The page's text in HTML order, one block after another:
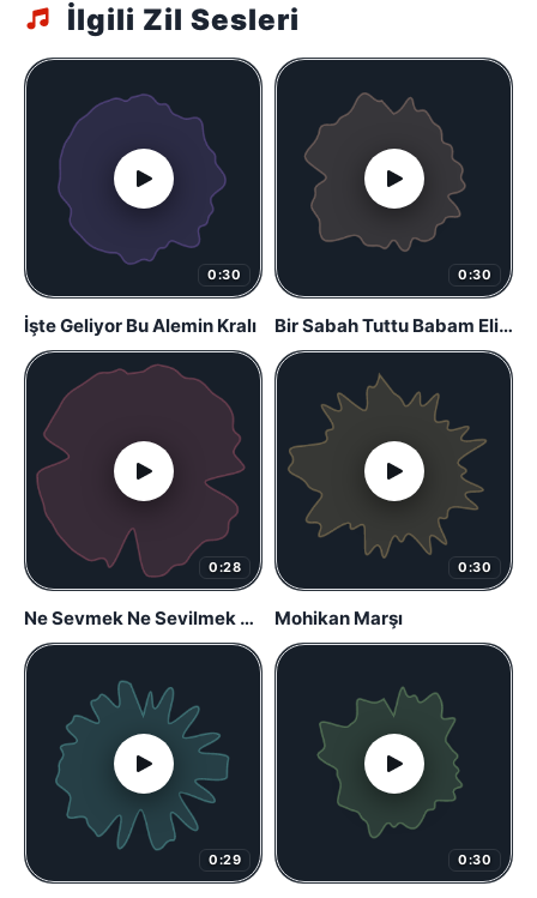
İlgili Zil Sesleri
0:30
İşte Geliyor Bu Alemin Kralı
0:30
Bir Sabah Tuttu Babam Elimden ! Fenerbahçe Beste
0:28
Ne Sevmek Ne Sevilmek – Fenerbahce Marimba Remix – Fenerbahce Zil Sesi – (Telefon Zil Sesleri)
0:30
Mohikan Marşı
0:29 0:30